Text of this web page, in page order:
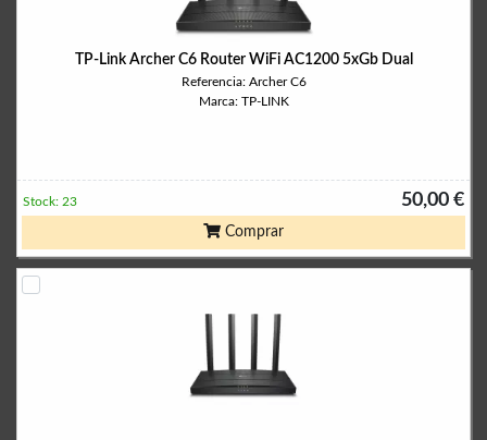
TP-Link Archer C6 Router WiFi AC1200 5xGb Dual
Referencia: Archer C6
Marca: TP-LINK
50,00 €
Stock: 23
Comprar